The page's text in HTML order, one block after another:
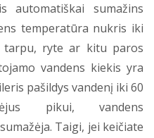
automatiškai sumažins
temperatūra nukris iki
tarpu, ryte ar kitu paros
vandens kiekis yra
pašildys vandenį iki 60
pikui, vandens
Taigi, jei keičiate